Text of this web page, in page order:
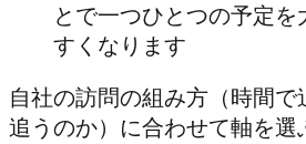
とで一つひとつの予定
すくなります
自社の訪問の組み方（時間
追うのか）に合わせて軸を選